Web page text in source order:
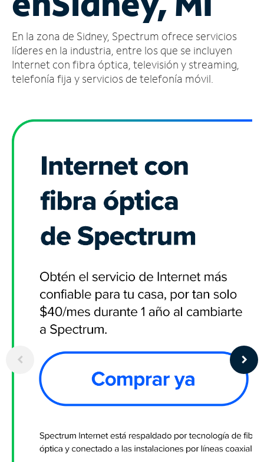
cuenta
Encuentra
una
tienda
En la zona de Sidney, Spectrum ofrece servicios
líderes en la industria, entre los que se incluyen
Internet con fibra óptica, televisión y streaming,
telefonía fija y servicios de telefonía móvil.